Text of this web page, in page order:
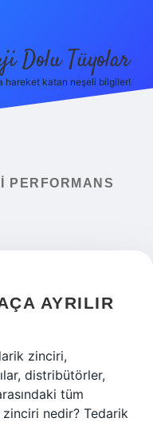
Dolu Tüyolar
hareket katan neşeli bilgiler!
PERFORMANS
AYRILIR
zinciri,
distribütörler,
tüm
nedir? Tedarik